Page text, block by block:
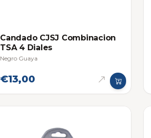
Candado CJSJ Combinacion
TSA 4 Diales
Negro Guaya
€13,00